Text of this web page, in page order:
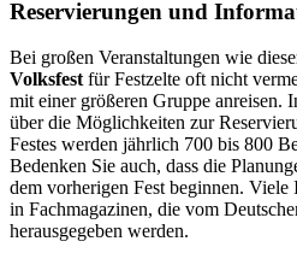
Reservierungen und
Bei großen Veranstaltungen wie
Volksfest für Festzelte oft nicht
mit einer größeren Gruppe anreisen.
über die Möglichkeiten zur
Festes werden jährlich 700 bis 800
Bedenken Sie auch, dass die
dem vorherigen Fest beginnen.
in Fachmagazinen, die vom
herausgegeben werden.